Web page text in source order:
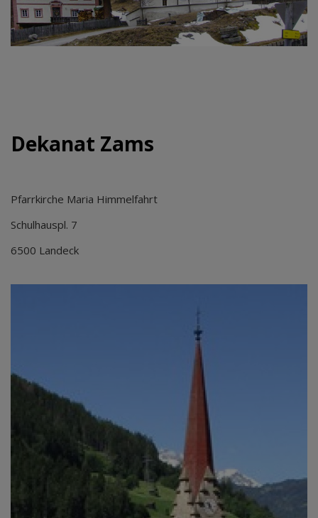
Dekanat Zams
Pfarrkirche Maria Himmelfahrt
Schulhauspl. 7
6500 Landeck